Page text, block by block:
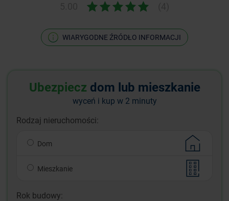
WIARYGODNE ŹRÓDŁO INFORMACJI
Ubezpiecz dom lub mieszkanie
wyceń i kup w 2 minuty
Rodzaj nieruchomości:
Dom
Mieszkanie
Rok budowy: